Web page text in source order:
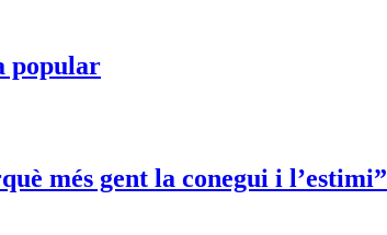
popular
més gent la conegui i l’estimi”